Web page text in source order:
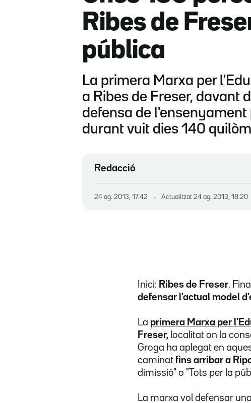
Ribes de
pública
La primera Marxa per
a Ribes de Freser, davant
defensa de
durant vuit dies 140
Redacció
24 ag. 2013, 17.42 Actualitzat 24 ag. 2013, 18.20
Inici: Ribes de Freser.
defensar l'actual model
La primera Marxa per
Freser, localitat on la
Groga ha aplegat en
caminat fins arribar a
dimissió" o "Tots per la
La marxa vol defensar una